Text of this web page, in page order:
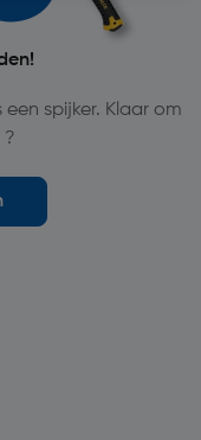
spijker. Klaar om
?